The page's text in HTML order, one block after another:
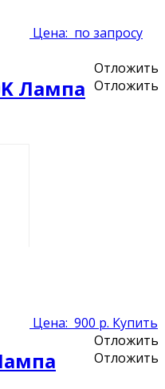
Цена: по запросу
Отложить
Отложить
Лампа
Цена: 900 р. Купить
Отложить
Отложить